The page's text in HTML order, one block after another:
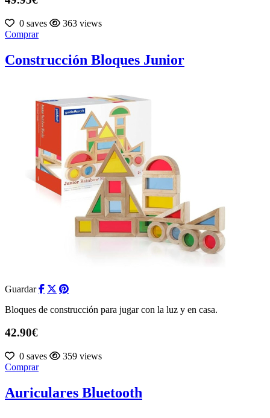
0 saves
363 views
Comprar
Construcción Bloques Junior
Guardar
Bloques de construcción para jugar con la luz y en casa.
42.90€
0 saves
359 views
Comprar
Auriculares Bluetooth